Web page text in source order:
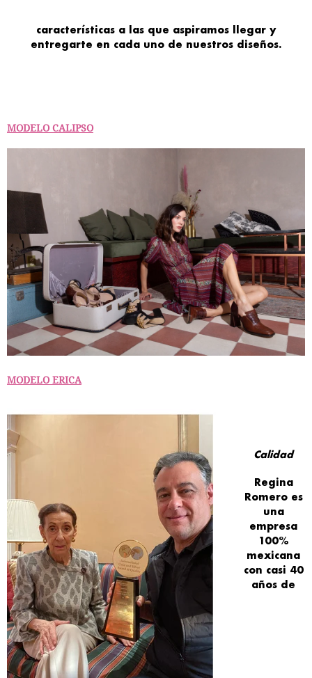
características a las que aspiramos llegar y
entregarte en cada uno de nuestros diseños.
MODELO CALIPSO
MODELO ERICA
Calidad
Regina
Romeroes
una
empresa
100%
mexicana
con casi 40
años de